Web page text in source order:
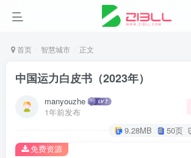
首页 智慧城市 正文
中国运力白皮书（2023年）
manyouzhe
1年前发布
9.28MB 50页
免费资源